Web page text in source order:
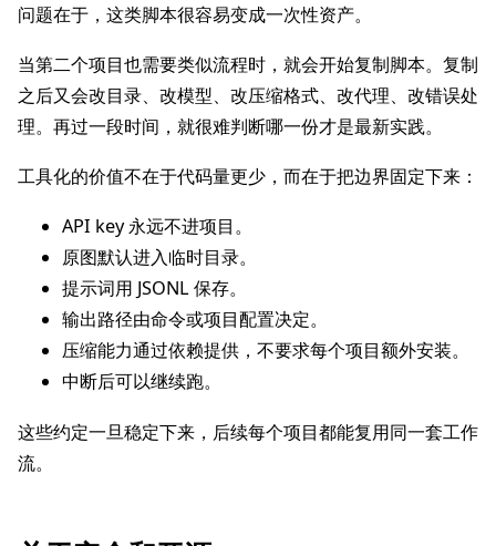
问题在于，这类脚本很容易变成一次性资产。
当第二个项目也需要类似流程时，就会开始复制脚本。复制
之后又会改目录、改模型、改压缩格式、改代理、改错误处
理。再过一段时间，就很难判断哪一份才是最新实践。
工具化的价值不在于代码量更少，而在于把边界固定下来：
API key 永远不进项目。
原图默认进入临时目录。
提示词用 JSONL 保存。
输出路径由命令或项目配置决定。
压缩能力通过依赖提供，不要求每个项目额外安装。
中断后可以继续跑。
这些约定一旦稳定下来，后续每个项目都能复用同一套工作
流。